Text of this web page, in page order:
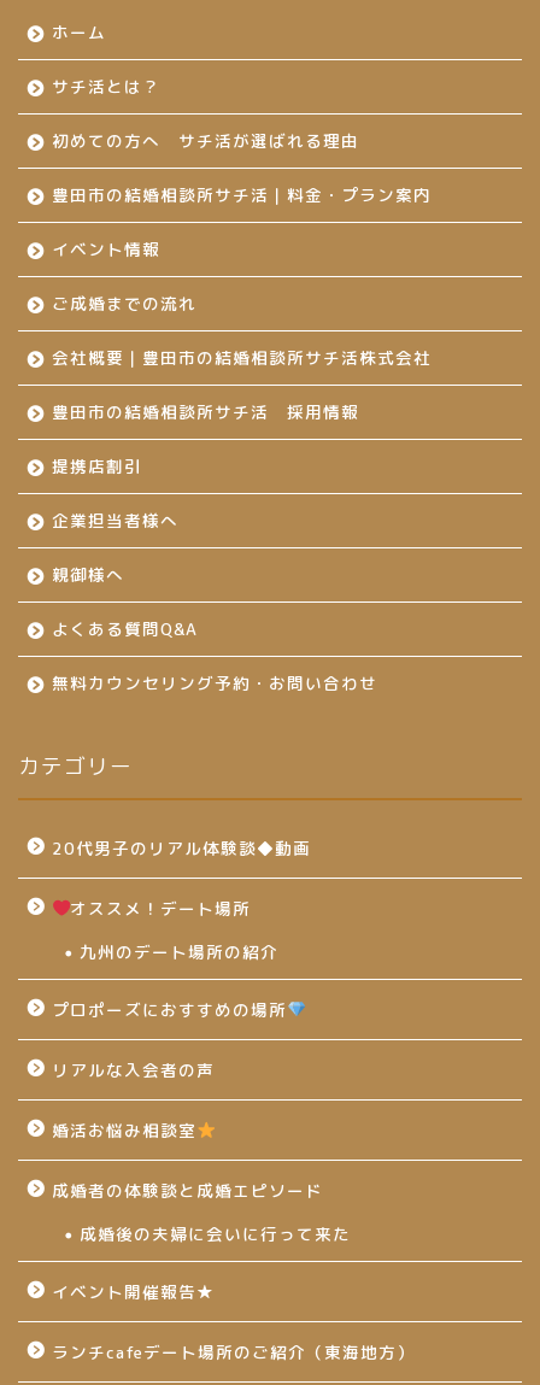
ホーム
サチ活とは？
初めての方へ サチ活が選ばれる理由
豊田市の結婚相談所サチ活｜料金・プラン案内
イベント情報
ご成婚までの流れ
会社概要｜豊田市の結婚相談所サチ活株式会社
豊田市の結婚相談所サチ活 採用情報
提携店割引
企業担当者様へ
親御様へ
よくある質問Q&A
無料カウンセリング予約・お問い合わせ
カテゴリー
20代男子のリアル体験談◆動画
オススメ！デート場所
九州のデート場所の紹介
プロポーズにおすすめの場所
リアルな入会者の声
婚活お悩み相談室
成婚者の体験談と成婚エピソード
成婚後の夫婦に会いに行って来た
イベント開催報告★
ランチcafeデート場所のご紹介（東海地方）